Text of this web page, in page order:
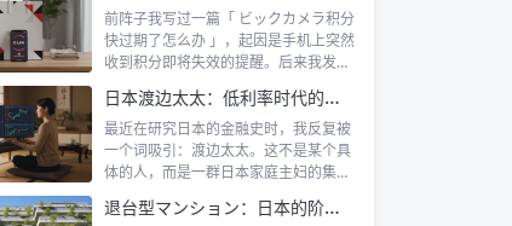
前阵子我写过一篇「 ビックカメラ积分
快过期了怎么办 」，起因是手机上突然
收到积分即将失效的提醒。后来我发
日本渡边太太：低利率时代的散户传奇
最近在研究日本的金融史时，我反复被
一个词吸引：渡边太太。这不是某个具
体的人，而是一群日本家庭主妇的集体
退台型マンション：日本的阶梯式露台公寓是什么